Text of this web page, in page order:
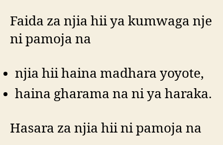
Faida za njia hii ya kumwaga nje
ni pamoja na
njia hii haina madhara yoyote,
haina gharama na ni ya haraka.
Hasara za njia hii ni pamoja na